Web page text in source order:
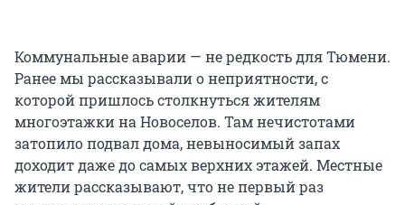
Коммунальные аварии — не редкость для Тюмени.
Ранее мы рассказывали о неприятности, с
которой пришлось столкнуться жителям
многоэтажки на Новоселов. Там нечистотами
затопило подвал дома, невыносимый запах
доходит даже до самых верхних этажей. Местные
жители рассказывают, что не первый раз